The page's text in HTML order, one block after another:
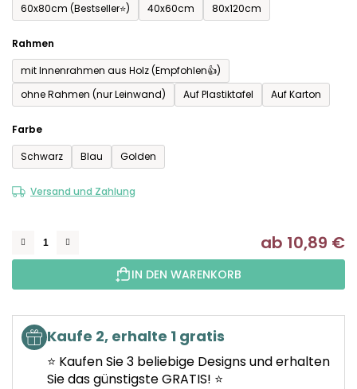
60x80cm (Bestseller⭐)
40x60cm 80x120cm
Rahmen
mit Innenrahmen aus Holz (Empfohlen👍)
ohne Rahmen (nur Leinwand)
Auf Plastiktafel Auf Karton
Farbe
Schwarz
Blau Golden
Versand und Zahlung
ab 10,89 €
IN DEN WARENKORB
Kaufe 2, erhalte 1 gratis
⭐ Kaufen Sie 3 beliebige Designs und erhalten
Sie das günstigste GRATIS! ⭐